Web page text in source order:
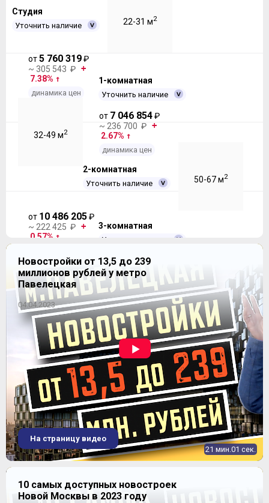
Студия
Уточнить наличие 22-31 м2
от5 760 319₽
~ 305 543 ₽
7.38%
динамика цен
1-комнатная
Уточнить наличие
32-49 м2
от 7 046 854₽
~ 236 700 ₽
2.67%
динамика цен
2-комнатная
Уточнить наличие 50-67 м2
от 10 486 205₽
~ 222 425 ₽
0.57%
3-комнатная
Уточнить наличие
73-95 м2
от12 444 125
~ 204 866 ₽
5.93%
динамика цен
4-комнатная
Уточнить наличие 72,3-95,8 м 2
Продано
ЖК "Остафьево"
Новостройки от 13,5 до 239
миллионов рублей у метро
Павелецкая
04.04.2023
21 мин.01 сек.
На страницу видео
10 самых доступных новостроек
Новой Москвы в 2023 году